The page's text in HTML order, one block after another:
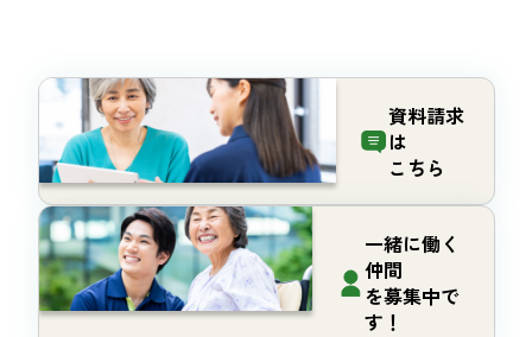
資料請求
は
こちら
一緒に働く
仲間
を募集中で
す！